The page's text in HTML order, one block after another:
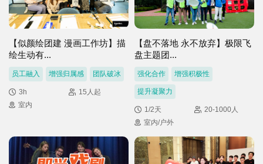
【似颜绘团建 漫画工作坊】描
绘生动有...
员工融入 增强归属感 团队破冰
3h
15人起
室内
【盘不落地 永不放弃】极限飞
盘主题团...
强化合作 增强积极性
提升凝聚力
1/2天
20-1000人
室内/户外